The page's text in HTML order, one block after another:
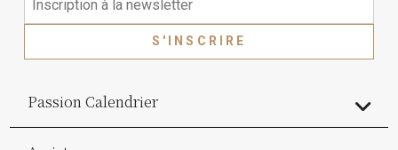
S'INSCRIRE
Passion Calendrier